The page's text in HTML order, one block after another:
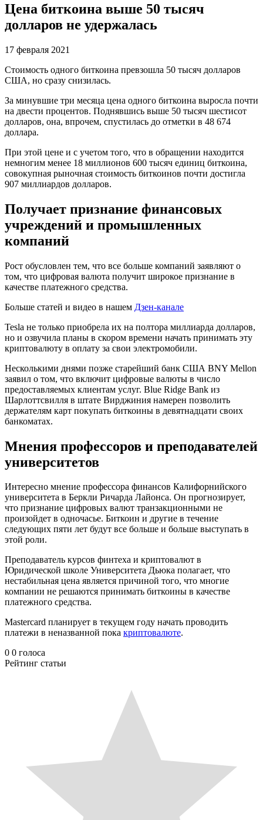
Цена биткоина выше 50 тысяч
долларов не удержалась
17 февраля 2021
Стоимость одного биткоина превзошла 50 тысяч долларов
США, но сразу снизилась.
За минувшие три месяца цена одного биткоина выросла почти
на двести процентов. Поднявшись выше 50 тысяч шестисот
долларов, она, впрочем, спустилась до отметки в 48 674
доллара.
При этой цене и с учетом того, что в обращении находится
немногим менее 18 миллионов 600 тысяч единиц биткоина,
совокупная рыночная стоимость биткоинов почти достигла
907 миллиардов долларов.
Получает признание финансовых
учреждений и промышленных
компаний
Рост обусловлен тем, что все больше компаний заявляют о
том, что цифровая валюта получит широкое признание в
качестве платежного средства.
Больше статей и видео в нашем Дзен-канале
Tesla не только приобрела их на полтора миллиарда долларов,
но и озвучила планы в скором времени начать принимать эту
криптовалюту в оплату за свои электромобили.
Несколькими днями позже старейший банк США BNY Mellon
заявил о том, что включит цифровые валюты в число
предоставляемых клиентам услуг. Blue Ridge Bank из
Шарлоттсвилля в штате Вирджиния намерен позволить
держателям карт покупать биткоины в девятнадцати своих
банкоматах.
Мнения профессоров и преподавателей
университетов
Интересно мнение профессора финансов Калифорнийского
университета в Беркли Ричарда Лайонса. Он прогнозирует,
что признание цифровых валют транзакционными не
произойдет в одночасье. Биткоин и другие в течение
следующих пяти лет будут все больше и больше выступать в
этой роли.
Преподаватель курсов финтеха и криптовалют в
Юридической школе Университета Дьюка полагает, что
нестабильная цена является причиной того, что многие
компании не решаются принимать биткоины в качестве
платежного средства.
Mastercard планирует в текущем году начать проводить
платежи в неназванной пока криптовалюте.
0 0 голоса
Рейтинг статьи